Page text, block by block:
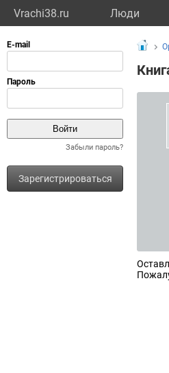
Vrachi38.ru Люди
Забыли пароль?
Зарегистрироваться